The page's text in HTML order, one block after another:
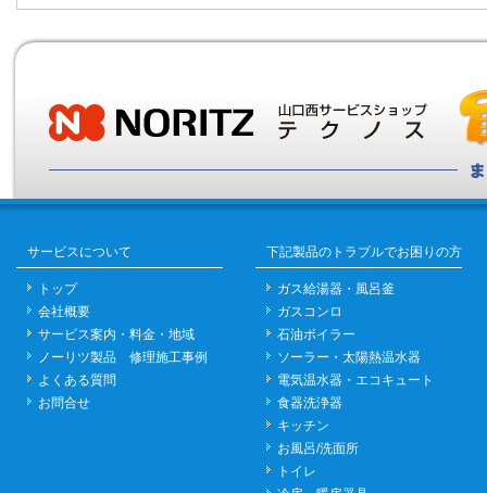
サービスについて
トップ
会社概要
サービス案内・料金・地域
ノーリツ製品 修理施工事例
よくある質問
お問合せ
下記製品のトラブルでお困りの方
ガス給湯器・風呂釜
ガスコンロ
石油ボイラー
ソーラー・太陽熱温水器
電気温水器・エコキュート
食器洗浄器
キッチン
お風呂/洗面所
トイレ